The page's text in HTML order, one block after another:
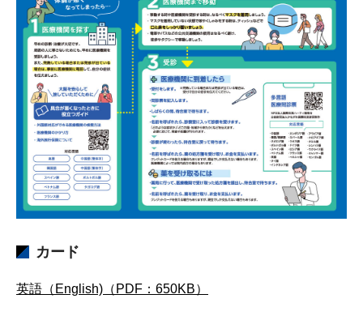
カード
英語（English)（PDF：650KB）